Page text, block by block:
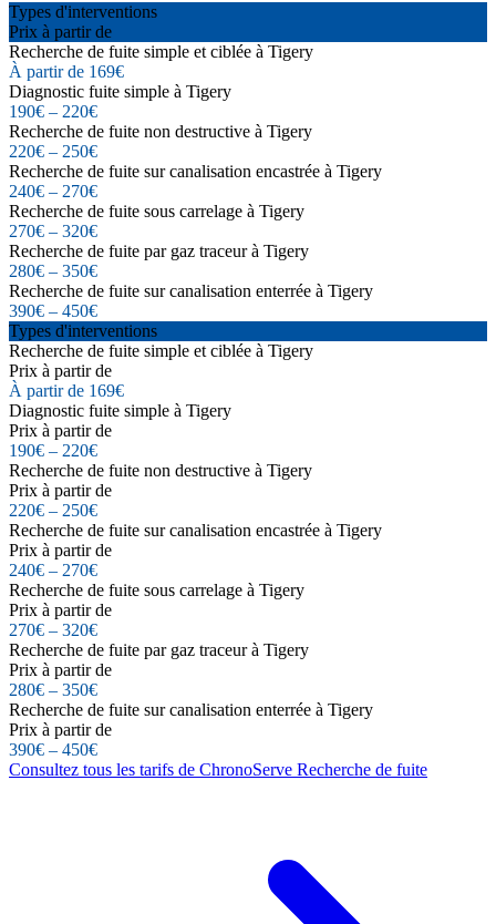
Types d'interventions
Prix à partir de
Recherche de fuite simple et ciblée à Tigery
À partir de 169€
Diagnostic fuite simple à Tigery
190€ – 220€
Recherche de fuite non destructive à Tigery
220€ – 250€
Recherche de fuite sur canalisation encastrée à Tigery
240€ – 270€
Recherche de fuite sous carrelage à Tigery
270€ – 320€
Recherche de fuite par gaz traceur à Tigery
280€ – 350€
Recherche de fuite sur canalisation enterrée à Tigery
390€ – 450€
Types d'interventions
Recherche de fuite simple et ciblée à Tigery
Prix à partir de
À partir de 169€
Diagnostic fuite simple à Tigery
Prix à partir de
190€ – 220€
Recherche de fuite non destructive à Tigery
Prix à partir de
220€ – 250€
Recherche de fuite sur canalisation encastrée à Tigery
Prix à partir de
240€ – 270€
Recherche de fuite sous carrelage à Tigery
Prix à partir de
270€ – 320€
Recherche de fuite par gaz traceur à Tigery
Prix à partir de
280€ – 350€
Recherche de fuite sur canalisation enterrée à Tigery
Prix à partir de
390€ – 450€
Consultez tous les tarifs de ChronoServe Recherche de fuite